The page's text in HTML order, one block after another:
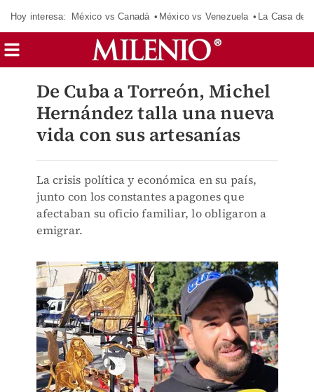
Hoy interesa: México vs Canadá México vs Venezuela La Casa de
De Cuba a Torreón, Michel
Hernández talla una nueva
vida con sus artesanías
La crisis política y económica en su país,
junto con los constantes apagones que
afectaban su oficio familiar, lo obligaron a
emigrar.